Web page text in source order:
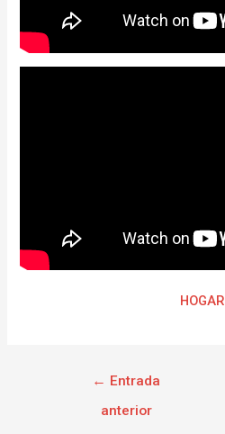
HOGAR
← Entrada
anterior